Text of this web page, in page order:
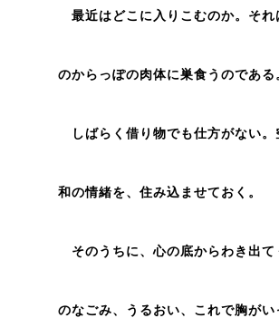
最近はどこに入りこむのか。それ
のからっぽの肉体に巣食うのである
しばらく借り物でも仕方がない。
和の情緒を、住み込ませておく。
そのうちに、心の底からわき出て
のなごみ、うるおい、これで胸が